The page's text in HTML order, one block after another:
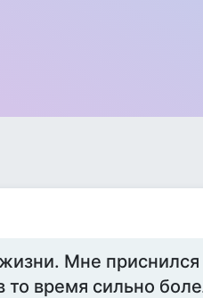
Мне
то время сильно